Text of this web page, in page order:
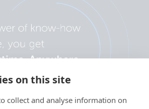
on this site
collect and analyse information on